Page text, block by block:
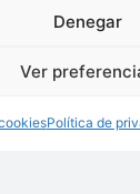
Denegar
Ver
Política de
de